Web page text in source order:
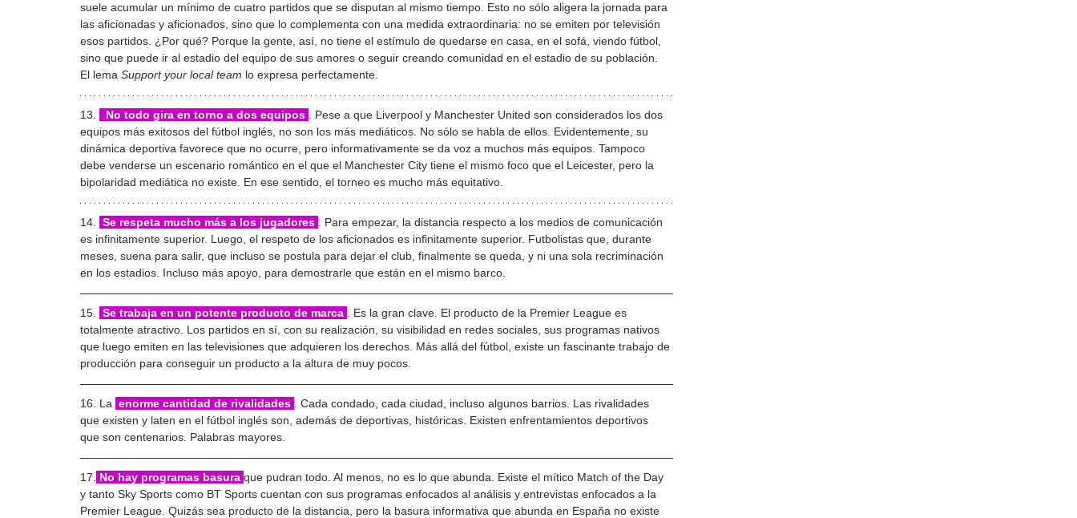
suele acumular un mínimo de cuatro partidos que se disputan al mismo tiempo. Esto no sólo aligera la jornada para
las aficionadas y aficionados, sino que lo complementa con una medida extraordinaria: no se emiten por televisión
esos partidos. ¿Por qué? Porque la gente, así, no tiene el estímulo de quedarse en casa, en el sofá, viendo fútbol,
sino que puede ir al estadio del equipo de sus amores o seguir creando comunidad en el estadio de su población.
El lema Support your local team lo expresa perfectamente.
13.
  No todo gira en torno a dos equipos
. Pese a que Liverpool y Manchester United son considerados los dos
equipos más exitosos del fútbol inglés, no son los más mediáticos. No sólo se habla de ellos. Evidentemente, su
dinámica deportiva favorece que no ocurre, pero informativamente se da voz a muchos más equipos. Tampoco
debe venderse un escenario romántico en el que el Manchester City tiene el mismo foco que el Leicester, pero la
bipolaridad mediática no existe. En ese sentido, el torneo es mucho más equitativo.
14. Se respeta mucho más a los jugadores
. Para empezar, la distancia respecto a los medios de comunicación
es infinitamente superior. Luego, el respeto de los aficionados es infinitamente superior. Futbolistas que, durante
meses, suena para salir, que incluso se postula para dejar el club, finalmente se queda, y ni una sola recriminación
en los estadios. Incluso más apoyo, para demostrarle que están en el mismo barco.
15. Se trabaja en un potente producto de marca
. Es la gran clave. El producto de la Premier League es
totalmente atractivo. Los partidos en sí, con su realización, su visibilidad en redes sociales, sus programas nativos
que luego emiten en las televisiones que adquieren los derechos. Más allá del fútbol, existe un fascinante trabajo de
producción para conseguir un producto a la altura de muy pocos.
16. La enorme cantidad de rivalidades
. Cada condado, cada ciudad, incluso algunos barrios. Las rivalidades
que existen y laten en el fútbol inglés son, además de deportivas, históricas. Existen enfrentamientos deportivos
que son centenarios. Palabras mayores.
17. No hay programas basura que pudran todo. Al menos, no es lo que abunda. Existe el mítico Match of the Day
y tanto Sky Sports como BT Sports cuentan con sus programas enfocados al análisis y entrevistas enfocados a la
Premier League. Quizás sea producto de la distancia, pero la basura informativa que abunda en España no existe